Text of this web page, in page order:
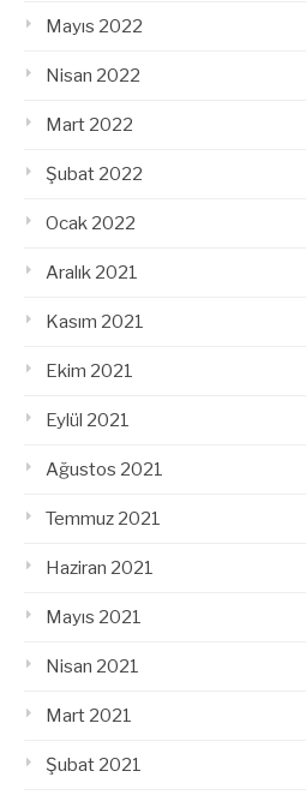
Mayıs 2022
Nisan 2022
Mart 2022
Şubat 2022
Ocak 2022
Aralık 2021
Kasım 2021
Ekim 2021
Eylül 2021
Ağustos 2021
Temmuz 2021
Haziran 2021
Mayıs 2021
Nisan 2021
Mart 2021
Şubat 2021